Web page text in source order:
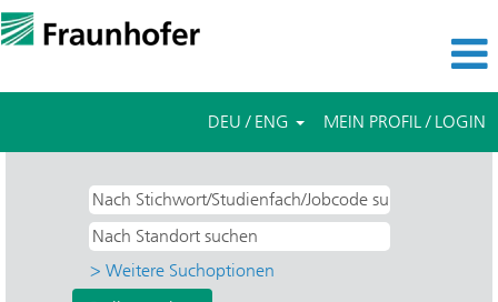
DEU / ENG MEIN PROFIL / LOGIN
> Weitere Suchoptionen